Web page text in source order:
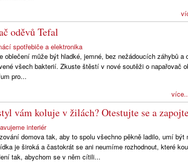
oděvů Tefal
spotřebiče a elektronika
oblečení může být hladké, jemné, bez nežádoucích záhybů a
všech bakterií. Zkuste štěstí v nové soutěži o napařovač
pro...
vám koluje v žilách? Otestujte se a
interiér
domova tak, aby to spolu všechno pěkně ladilo, umí být
je široká a častokrát se ani neumíme rozhodnout, které
tak, abychom se v něm cítili...